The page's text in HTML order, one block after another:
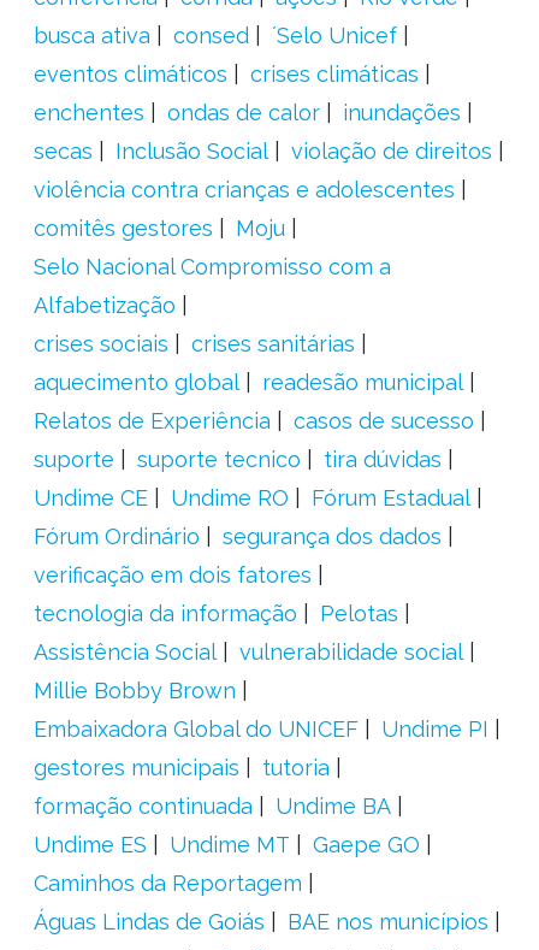
busca ativa
consed
´Selo Unicef
eventos climáticos
crises climáticas
enchentes
ondas de calor
inundações
secas
Inclusão Social
violação de direitos
violência contra crianças e adolescentes
comitês gestores
Moju
Selo Nacional Compromisso com a
Alfabetização
crises sociais
crises sanitárias
aquecimento global
readesão municipal
Relatos de Experiência
casos de sucesso
suporte
suporte tecnico
tira dúvidas
Undime CE
Undime RO
Fórum Estadual
Fórum Ordinário
segurança dos dados
verificação em dois fatores
tecnologia da informação
Pelotas
Assistência Social
vulnerabilidade social
Millie Bobby Brown
Embaixadora Global do UNICEF
Undime PI
gestores municipais
tutoria
formação continuada
Undime BA
Undime ES
Undime MT
Gaepe GO
Caminhos da Reportagem
Águas Lindas de Goiás
BAE nos municípios